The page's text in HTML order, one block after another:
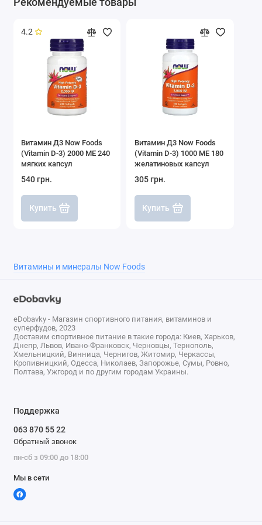
Сертификаты и
пшеницы, Без рыбы, Без сои, Без
Соответствует стандарту качества
Для кого
предназначено
Для женщин, Для мужчин
Активных
компонентов
4.2
Витамин Д3 Now Foods
(Vitamin D-3) 2000 МЕ 240
мягких капсул
540 грн.
Купить
Витамин Д3 Now Foods
(Vitamin D-3) 1000 МЕ 180
желатиновых капсул
305 грн.
Купить
Витамины и минералы Now Foods
eDobavky - Магазин спортивного питания, витаминов и
суперфудов, 2023
Доставим спортивное питание в такие города: Киев, Харьков,
Днепр, Львов, Ивано-Франковск, Черновцы, Тернополь,
Хмельницкий, Винница, Чернигов, Житомир, Черкассы,
Кропивницкий, Одесса, Николаев, Запорожье, Сумы, Ровно,
Полтава, Ужгород и по другим городам Украины.
Поддержка
063 870 55 22
Обратный звонок
пн-сб з 09:00 до 18:00
Мы в сети